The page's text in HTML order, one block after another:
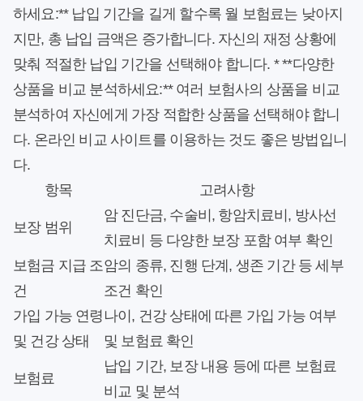
하세요:** 납입 기간을 길게 할수록 월 보험료는 낮아지
지만, 총 납입 금액은 증가합니다. 자신의 재정 상황에
맞춰 적절한 납입 기간을 선택해야 합니다. * **다양한
상품을 비교 분석하세요:** 여러 보험사의 상품을 비교
분석하여 자신에게 가장 적합한 상품을 선택해야 합니
다. 온라인 비교 사이트를 이용하는 것도 좋은 방법입니
다.
항목
고려사항
보장 범위
암 진단금, 수술비, 항암치료비, 방사선
치료비 등 다양한 보장 포함 여부 확인
보험금 지급 조
건
암의 종류, 진행 단계, 생존 기간 등 세부
조건 확인
가입 가능 연령
및 건강 상태
나이, 건강 상태에 따른 가입 가능 여부
및 보험료 확인
보험료
납입 기간, 보장 내용 등에 따른 보험료
비교 및 분석